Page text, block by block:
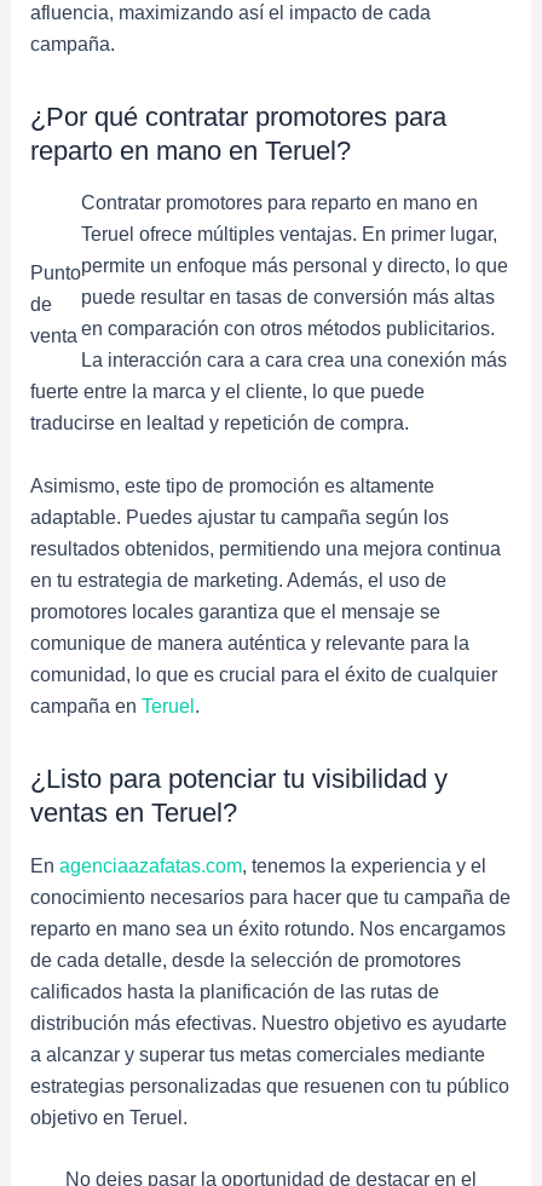
afluencia, maximizando así el impacto de cada
campaña.
¿Por qué contratar promotores para
reparto en mano en Teruel?
Punto
de
venta
Contratar promotores para reparto en mano en
Teruel ofrece múltiples ventajas. En primer lugar,
permite un enfoque más personal y directo, lo que
puede resultar en tasas de conversión más altas
en comparación con otros métodos publicitarios.
La interacción cara a cara crea una conexión más
fuerte entre la marca y el cliente, lo que puede
traducirse en lealtad y repetición de compra.
Asimismo, este tipo de promoción es altamente
adaptable. Puedes ajustar tu campaña según los
resultados obtenidos, permitiendo una mejora continua
en tu estrategia de marketing. Además, el uso de
promotores locales garantiza que el mensaje se
comunique de manera auténtica y relevante para la
comunidad, lo que es crucial para el éxito de cualquier
campaña en Teruel .
¿Listo para potenciar tu visibilidad y
ventas en Teruel?
En agenciaazafatas.com, tenemos la experiencia y el
conocimiento necesarios para hacer que tu campaña de
reparto en mano sea un éxito rotundo. Nos encargamos
de cada detalle, desde la selección de promotores
calificados hasta la planificación de las rutas de
distribución más efectivas. Nuestro objetivo es ayudarte
a alcanzar y superar tus metas comerciales mediante
estrategias personalizadas que resuenen con tu público
objetivo en Teruel.
No dejes pasar la oportunidad de destacar en el